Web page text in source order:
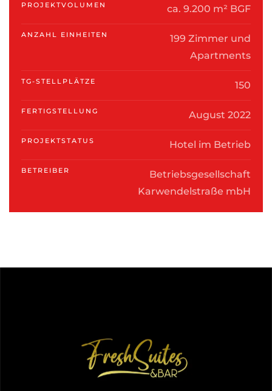
PROJEKTVOLUMEN ca. 9.200 m² BGF
ANZAHL EINHEITEN
199 Zimmer und
Apartments
TG-STELLPLÄTZE 150
FERTIGSTELLUNG August 2022
PROJEKTSTATUS Hotel im Betrieb
BETREIBER
Betriebsgesellschaft
Karwendelstraße mbH